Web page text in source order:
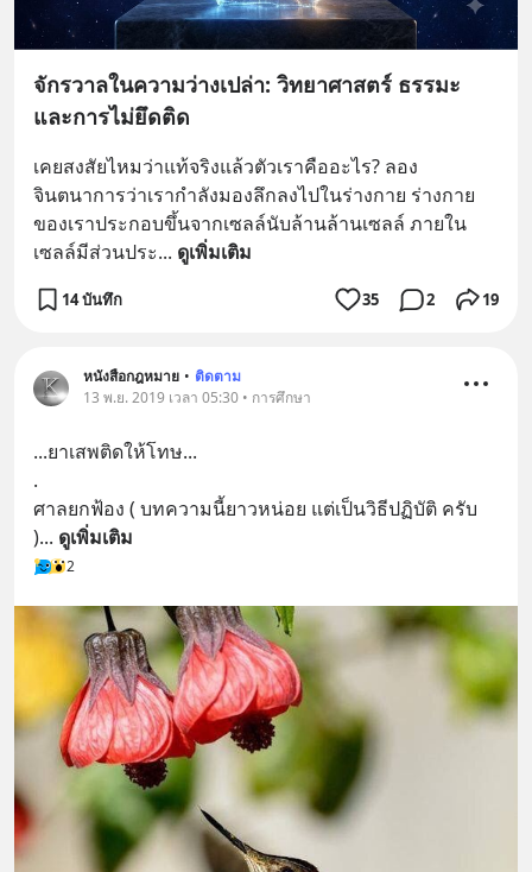
จักรวาลในความว่างเปล่า: วิทยาศาสตร์ ธรรมะ
และการไม่ยึดติด
เคยสงสัยไหมว่าแท้จริงแล้วตัวเราคืออะไร? ลอง
จินตนาการว่าเรากำลังมองลึกลงไปในร่างกาย ร่างกาย
ของเราประกอบขึ้นจากเซลล์นับล้านล้านเซลล์ ภายใน
เซลล์มีส่วนประ... ดูเพิ่มเติม
14 บันทึก 35 2 19
หนังสือกฎหมาย • ติดตาม
13 พ.ย. 2019 เวลา 05:30 • การศึกษา
...ยาเสพติดให้โทษ...
.
ศาลยกฟ้อง ( บทความนี้ยาวหน่อย แต่เป็นวิธีปฏิบัติ ครับ
)... ดูเพิ่มเติม
2